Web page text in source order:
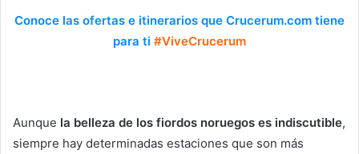
Conoce las ofertas e itinerarios que Crucerum.com tiene
para ti #ViveCrucerum
Aunque la belleza de los fiordos noruegos es indiscutible,
siempre hay determinadas estaciones que son más